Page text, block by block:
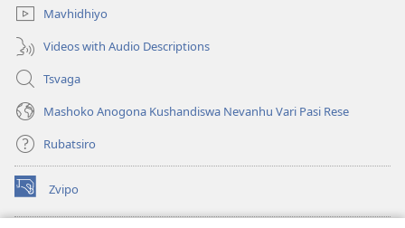
Mavhidhiyo
Videos with Audio Descriptions
Tsvaga
Mashoko Anogona Kushandiswa Nevanhu Vari Pasi Rese
Rubatsiro
Zvipo
(opens
new